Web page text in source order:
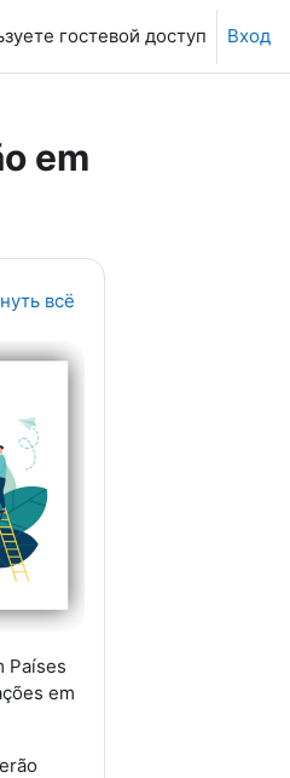
гостевой доступ Вход
em
всё
Países
em